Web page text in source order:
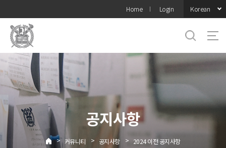
메뉴
Home Login Korean
공지사항
> 커뮤니티 > 공지사항 > 2024 이전 공지사항